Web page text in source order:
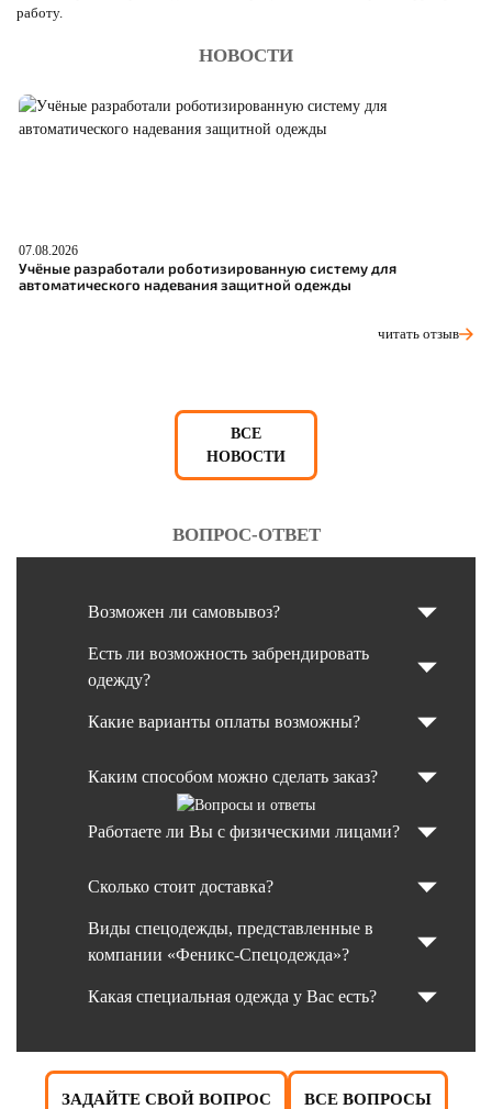
работу.
НОВОСТИ
07.08.2026
Учёные разработали роботизированную систему для
автоматического надевания защитной одежды
читать отзыв
ВСЕ
НОВОСТИ
ВОПРОС-ОТВЕТ
Возможен ли самовывоз?
Есть ли возможность забрендировать
одежду?
Какие варианты оплаты возможны?
Каким способом можно сделать заказ?
Работаете ли Вы с физическими лицами?
Сколько стоит доставка?
Виды спецодежды, представленные в
компании «Феникс-Спецодежда»?
Какая специальная одежда у Вас есть?
ЗАДАЙТЕ СВОЙ ВОПРОС ВСЕ ВОПРОСЫ